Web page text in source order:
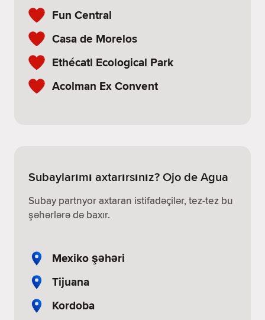
Fun Central
Casa de Morelos
Ethécatl Ecological Park
Acolman Ex Convent
Subaylarımı axtarırsınız? Ojo de Agua
Subay partnyor axtaran istifadəçilər, tez-tez bu
şəhərlərə də baxır.
Mexiko şəhəri
Tijuana
Kordoba